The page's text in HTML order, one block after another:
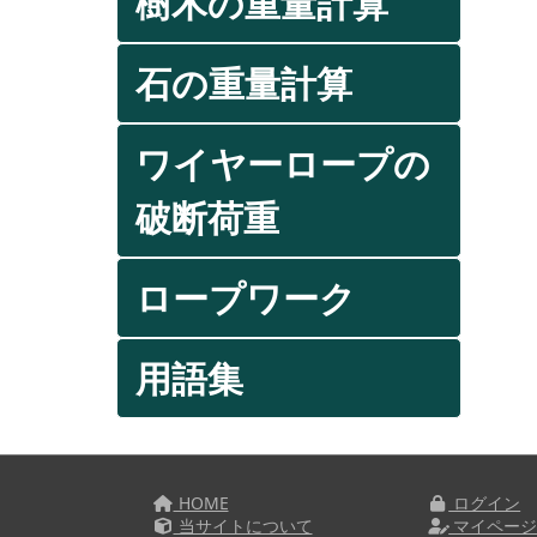
石の重量計算
ワイヤーロープの
破断荷重
ロープワーク
用語集
HOME
当サイトについて
ログイン
マイページ